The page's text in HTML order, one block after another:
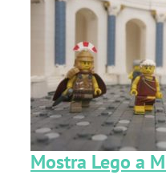
Mostra Lego a